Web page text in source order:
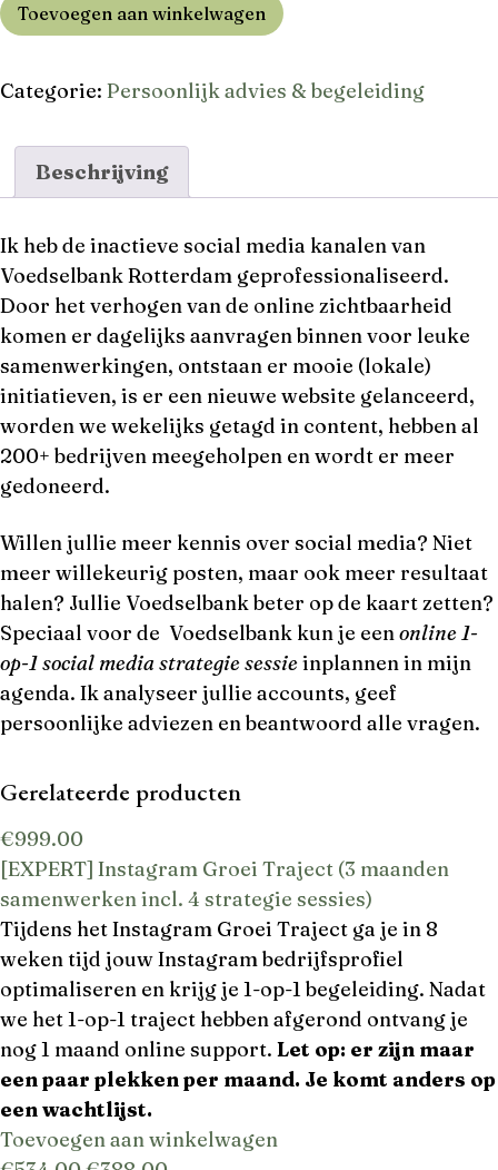
Toevoegen aan winkelwagen
Categorie: Persoonlijk advies & begeleiding
Beschrijving
Ik heb de inactieve social media kanalen van
Voedselbank Rotterdam geprofessionaliseerd.
Door het verhogen van de online zichtbaarheid
komen er dagelijks aanvragen binnen voor leuke
samenwerkingen, ontstaan er mooie (lokale)
initiatieven, is er een nieuwe website gelanceerd,
worden we wekelijks getagd in content, hebben al
200+ bedrijven meegeholpen en wordt er meer
gedoneerd.
Willen jullie meer kennis over social media? Niet
meer willekeurig posten, maar ook meer resultaat
halen? Jullie Voedselbank beter op de kaart zetten?
Speciaal voor de Voedselbank kun je eenonline 1-
op-1 social media strategie sessieinplannen in mijn
agenda. Ik analyseer jullie accounts, geef
persoonlijke adviezen en beantwoord alle vragen.
Gerelateerde producten
€999.00
[EXPERT] Instagram Groei Traject (3 maanden
samenwerken incl. 4 strategie sessies)
Tijdens het Instagram Groei Traject ga je in 8
weken tijd jouw Instagram bedrijfsprofiel
optimaliseren en krijg je 1-op-1 begeleiding. Nadat
we het 1-op-1 traject hebben afgerond ontvang je
nog 1 maand online support. Let op: er zijn maar
een paar plekken per maand. Je komt anders op
een wachtlijst.
Toevoegen aan winkelwagen